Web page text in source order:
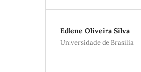
Edlene Oliveira Silva
Universidade de Brasília